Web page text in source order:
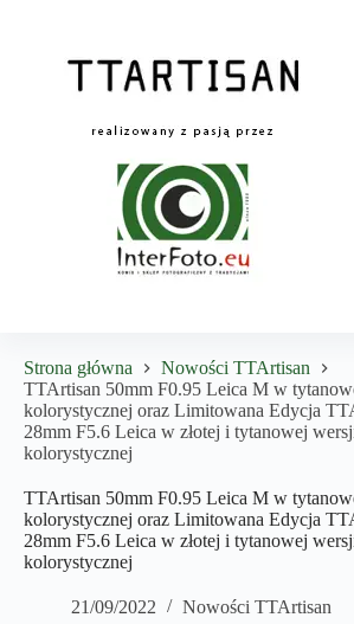
Strona główna
Nowości TTArtisan
TTArtisan 50mm F0.95 Leica M w
kolorystycznej oraz Limitowana Edycja
28mm F5.6 Leica w złotej i tytanowej
kolorystycznej
TTArtisan 50mm F0.95 Leica M w
kolorystycznej oraz Limitowana Edycja
28mm F5.6 Leica w złotej i tytanowej
kolorystycznej
21/09/2022 Nowości TTArtisan